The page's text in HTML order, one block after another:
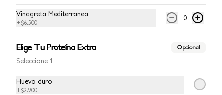
Vinagreta Mediterranea
+$6.500
0
Elige Tu Proteína Extra Opcional
Seleccione 1
Huevo duro
+$2.900